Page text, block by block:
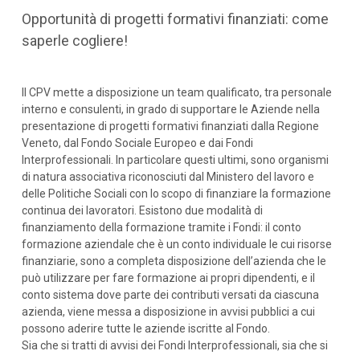
Opportunità di progetti formativi finanziati: come
saperle cogliere!
Il CPV mette a disposizione un team qualificato, tra personale
interno e consulenti, in grado di supportare le Aziende nella
presentazione di progetti formativi finanziati dalla Regione
Veneto, dal Fondo Sociale Europeo e dai Fondi
Interprofessionali. In particolare questi ultimi, sono organismi
di natura associativa riconosciuti dal Ministero del lavoro e
delle Politiche Sociali con lo scopo di finanziare la formazione
continua dei lavoratori. Esistono due modalità di
finanziamento della formazione tramite i Fondi: il conto
formazione aziendale che è un conto individuale le cui risorse
finanziarie, sono a completa disposizione dell’azienda che le
può utilizzare per fare formazione ai propri dipendenti, e il
conto sistema dove parte dei contributi versati da ciascuna
azienda, viene messa a disposizione in avvisi pubblici a cui
possono aderire tutte le aziende iscritte al Fondo.
Sia che si tratti di avvisi dei Fondi Interprofessionali, sia che si